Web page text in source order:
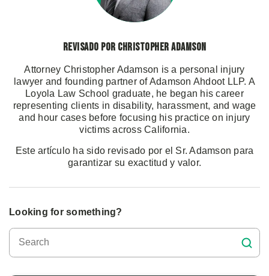
Revisado por Christopher Adamson
Attorney Christopher Adamson is a personal injury
lawyer and founding partner of Adamson Ahdoot LLP. A
Loyola Law School graduate, he began his career
representing clients in disability, harassment, and wage
and hour cases before focusing his practice on injury
victims across California.
Este artículo ha sido revisado por el Sr. Adamson para
garantizar su exactitud y valor.
Looking for something?